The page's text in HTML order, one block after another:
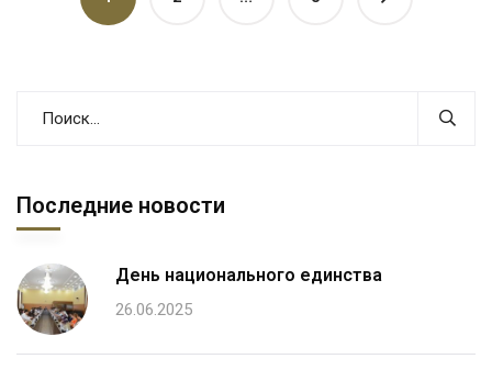
Последние новости
День национального единства
26.06.2025